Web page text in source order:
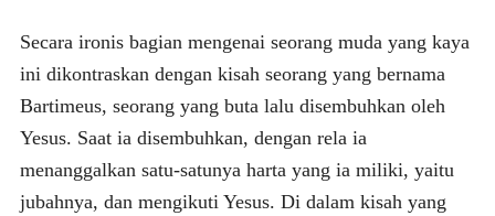
Secara ironis bagian mengenai seorang muda yang kaya
ini dikontraskan dengan kisah seorang yang bernama
Bartimeus, seorang yang buta lalu disembuhkan oleh
Yesus. Saat ia disembuhkan, dengan rela ia
menanggalkan satu-satunya harta yang ia miliki, yaitu
jubahnya, dan mengikuti Yesus. Di dalam kisah yang